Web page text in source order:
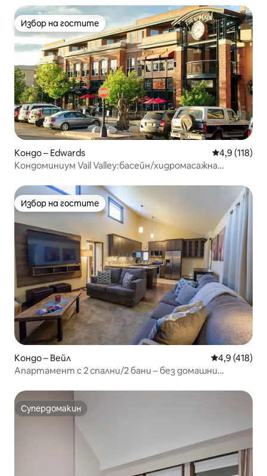
Избор на гостите
Избор на гостите
Кондо – Edwards Средна
4,9 (118)
Кондоминиум Vail Valley:басейн/хидромасажна
Избор на гостите
Избор на гостите
Кондо – Вейл Средна
4,9 (418)
Апартамент с 2 спални/2 бани – без домашни
Супердомакин
Супердомакин